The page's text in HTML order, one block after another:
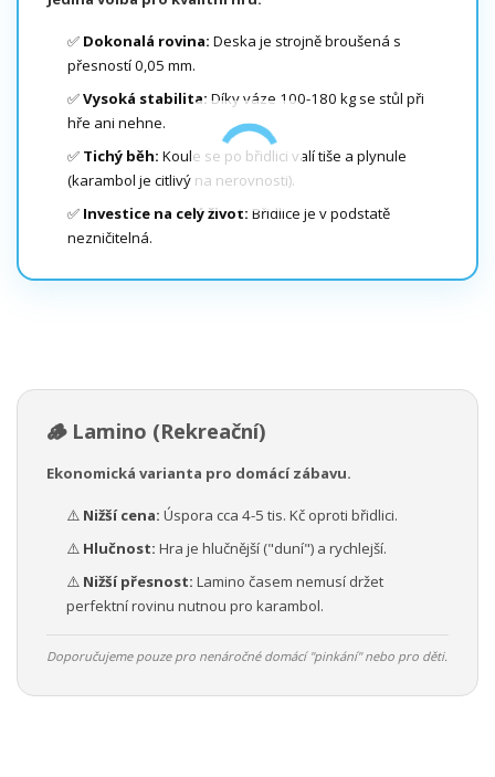
✅ Dokonalá rovina: Deska je strojně broušená s
přesností 0,05 mm.
✅Vysoká stabilita: Díky váze 100-180 kg se stůl při
hře ani nehne.
✅ Tichý běh: Koule se po břidlici valí tiše a plynule
(karambol je citlivý na nerovnosti).
✅ Investice na celý život: Břidlice je v podstatě
nezničitelná.
🪵 Lamino (Rekreační)
Ekonomická varianta pro domácí zábavu.
⚠️ Nižší cena: Úspora cca 4-5 tis. Kč oproti břidlici.
⚠️ Hlučnost: Hra je hlučnější ("duní") a rychlejší.
⚠️ Nižší přesnost: Lamino časem nemusí držet
perfektní rovinu nutnou pro karambol.
Doporučujeme pouze pro nenáročné domácí "pinkání" nebo pro děti.